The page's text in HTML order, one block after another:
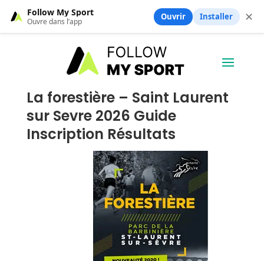
La forestière – Saint Laurent
sur Sevre 2026 Guide
Inscription Résultats
Follow My Sport
Ouvre dans l’app Ouvrir Installer ✕